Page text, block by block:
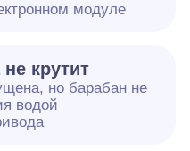
модуле
крутит
но барабан не
водой